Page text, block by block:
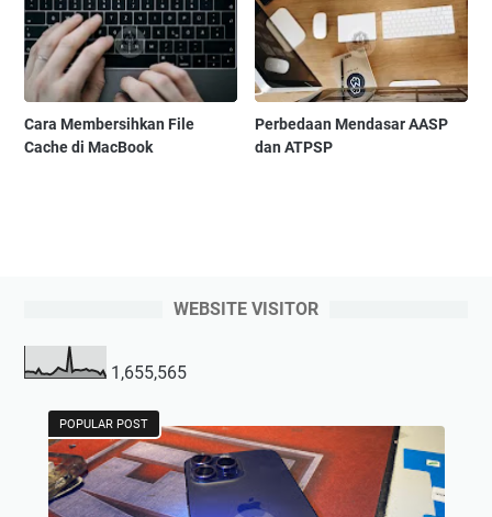
Cara Membersihkan File
Cache di MacBook
Perbedaan Mendasar AASP
dan ATPSP
WEBSITE VISITOR
1,655,565
POPULAR POST